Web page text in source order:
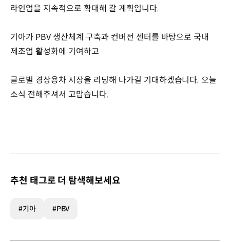
라인업을 지속적으로 확대해 갈 계획입니다.
기아가 PBV 생산체계 구축과 컨버전 센터를 바탕으로 국내
제조업 활성화에 기여하고
글로벌 경상용차 시장을 리딩해 나가길 기대하겠습니다. 오늘
소식 전해주셔서 고맙습니다.
추천 태그로 더 탐색해보세요
#기아 #PBV